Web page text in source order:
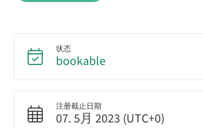
状态
bookable
注册截止日期
07. 5月 2023 (UTC+0)